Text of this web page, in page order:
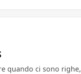
quando ci sono righe,